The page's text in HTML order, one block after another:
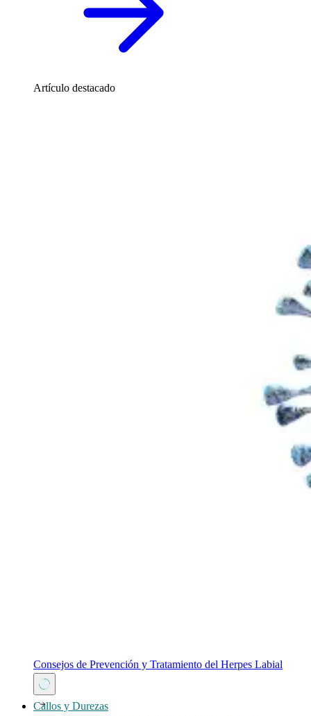
Artículo destacado
Consejos de Prevención y Tratamiento del Herpes Labial
Callos y Durezas